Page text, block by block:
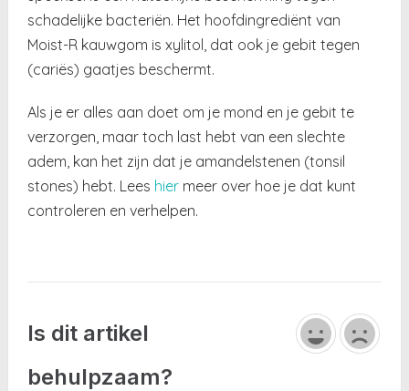
schadelijke bacteriën. Het hoofdingrediënt van
Moist-R kauwgom is xylitol, dat ook je gebit tegen
(cariës) gaatjes beschermt.
Als je er alles aan doet om je mond en je gebit te
verzorgen, maar toch last hebt van een slechte
adem, kan het zijn dat je amandelstenen (tonsil
stones) hebt. Lees hier meer over hoe je dat kunt
controleren en verhelpen.
Is dit artikel
behulpzaam?